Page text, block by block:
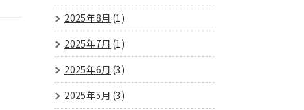
2025年8月 (1)
2025年7月 (1)
2025年6月 (3)
2025年5月 (3)